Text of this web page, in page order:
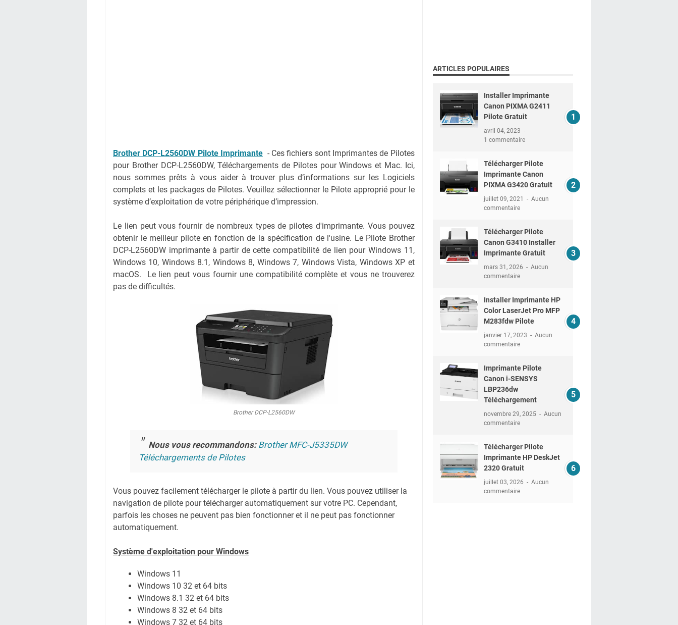
Brother DCP-L2560DW Pilote Imprimante - Ces fichiers sont Imprimantes de Pilotes
pour Brother DCP-L2560DW, Téléchargements de Pilotes pour Windows et Mac. Ici,
nous sommes prêts à vous aider à trouver plus d’informations sur les Logiciels
complets et les packages de Pilotes. Veuillez sélectionner le Pilote approprié pour le
système d’exploitation de votre périphérique d’impression.
Le lien peut vous fournir de nombreux types de pilotes d'imprimante. Vous pouvez
obtenir le meilleur pilote en fonction de la spécification de l'usine. Le Pilote Brother
DCP-L2560DW imprimante à partir de cette compatibilité de lien pour Windows 11,
Windows 10, Windows 8.1, Windows 8, Windows 7, Windows Vista, Windows XP et
macOS. Le lien peut vous fournir une compatibilité complète et vous ne trouverez
pas de difficultés.
Brother DCP-L2560DW
Nous vous recommandons: Brother MFC-J5335DW
Téléchargements de Pilotes
Vous pouvez facilement télécharger le pilote à partir du lien. Vous pouvez utiliser la
navigation de pilote pour télécharger automatiquement sur votre PC. Cependant,
parfois les choses ne peuvent pas bien fonctionner et il ne peut pas fonctionner
automatiquement.
Système d'exploitation pour Windows
Windows 11
Windows 10 32 et 64 bits
Windows 8.1 32 et 64 bits
Windows 8 32 et 64 bits
Windows 7 32 et 64 bits
ARTICLES POPULAIRES
Installer Imprimante
Canon PIXMA G2411
Pilote Gratuit
avril 04, 2023
1 commentaire
Télécharger Pilote
Imprimante Canon
PIXMA G3420 Gratuit
juillet 09, 2021
Aucun
commentaire
Télécharger Pilote
Canon G3410 Installer
Imprimante Gratuit
mars 31, 2026
Aucun
commentaire
Installer Imprimante HP
Color LaserJet Pro MFP
M283fdw Pilote
janvier 17, 2023
Aucun
commentaire
Imprimante Pilote
Canon i-SENSYS
LBP236dw
Téléchargement
novembre 29, 2025
Aucun
commentaire
Télécharger Pilote
Imprimante HP DeskJet
2320 Gratuit
juillet 03, 2026
Aucun
commentaire